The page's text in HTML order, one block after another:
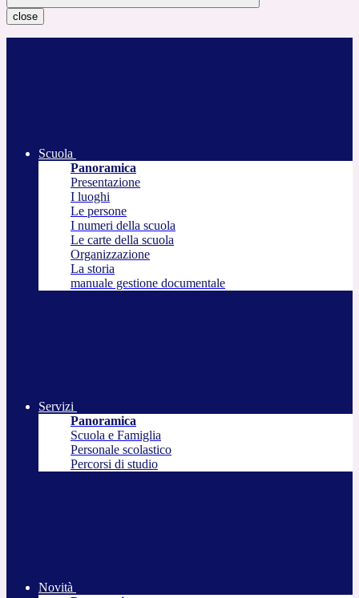
close
Scuola
Panoramica
Presentazione
I luoghi
Le persone
I numeri della scuola
Le carte della scuola
Organizzazione
La storia
manuale gestione documentale
Servizi
Panoramica
Scuola e Famiglia
Personale scolastico
Percorsi di studio
Novità